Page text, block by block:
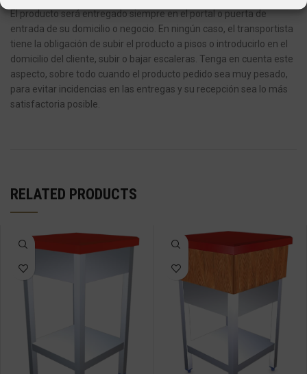
El producto será entregado siempre en el portal o puerta de
entrada de su domicilio o negocio. En ningún caso, el transportista
tiene la obligación de subir el producto a pisos o introducirlo en el
domicilio del cliente, subir o bajar escaleras. Tenga en cuenta este
aspecto, sobre todo cuando el producto pedido sea muy pesado,
para evitar incidencias en las entregas y su recepción sea lo más
satisfactoria posible.
RELATED PRODUCTS